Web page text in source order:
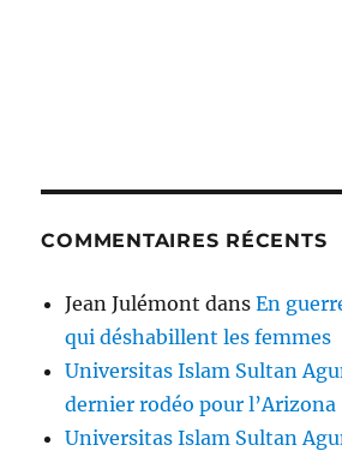
COMMENTAIRES RÉCENTS
Jean Julémont dansEn
qui déshabillent les femmes
Universitas Islam Sultan
dernier rodéo pour l’Arizona
Universitas Islam Sultan